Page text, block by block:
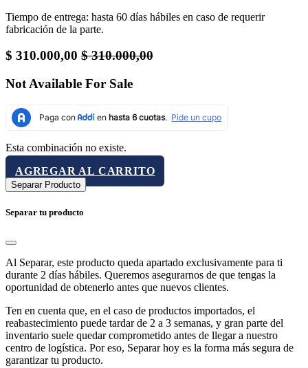
Tiempo de entrega: hasta 60 días hábiles en caso de requerir
fabricación de la parte.
$ 310.000,00 $310.000,00
Not Available For Sale
Esta combinación no existe.
AGREGAR AL CARRITO
Separar Producto
Separar tu producto
Al Separar, este producto queda apartado exclusivamente para ti
durante 2 días hábiles. Queremos asegurarnos de que tengas la
oportunidad de obtenerlo antes que nuevos clientes.
Ten en cuenta que, en el caso de productos importados, el
reabastecimiento puede tardar de 2 a 3 semanas, y gran parte del
inventario suele quedar comprometido antes de llegar a nuestro
centro de logística. Por eso, Separar hoy es la forma más segura de
garantizar tu producto.